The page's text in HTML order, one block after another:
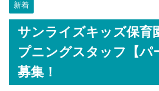
新着
サンライズキッズ保育
プニングスタッフ【パ
募集！